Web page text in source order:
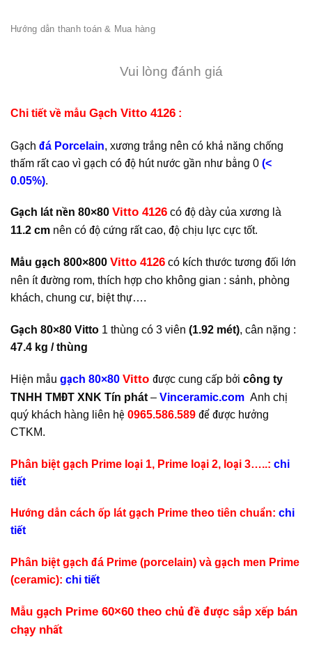
Hướng dẫn thanh toán & Mua hàng
Vui lòng đánh giá
Chi tiết về mẫu Gạch Vitto 4126 :
Gạch đá Porcelain, xương trắng nên có khả năng chống
thấm rất cao vì gạch có độ hút nước gần như bằng 0 (<
0.05%).
Gạch lát nền 80×80 Vitto 4126 có độ dày của xương là
11.2 cm nên có độ cứng rất cao, độ chịu lực cực tốt.
Mẫu gạch 800×800 Vitto 4126 có kích thước tương đối lớn
nên ít đường rom, thích hợp cho không gian : sảnh, phòng
khách, chung cư, biệt thự….
Gạch 80×80 Vitto 1 thùng có 3 viên (1.92 mét), cân nặng :
47.4 kg / thùng
Hiện mẫu gạch 80×80 Vitto được cung cấp bởi công ty
TNHH TMĐT XNK Tín phát – Vinceramic.com Anh chị
quý khách hàng liên hệ 0965.586.589 để được hưởng
CTKM.
Phân biệt gạch Prime loại 1, Prime loại 2, loại 3…..: chi
tiết
Hướng dẫn cách ốp lát gạch Prime theo tiên chuẩn: chi
tiết
Phân biệt gạch đá Prime (porcelain) và gạch men Prime
(ceramic): chi tiết
Mẫu gạch Prime 60×60 theo chủ đề được sắp xếp bán
chạy nhất